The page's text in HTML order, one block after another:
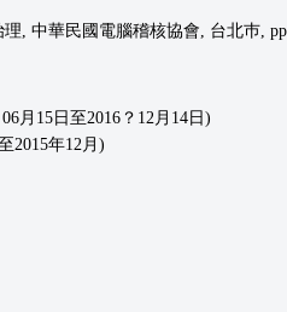
, 中華民國電腦稽核協會, 台北巿,
月15日至2016？12月14日)
2015年12月)